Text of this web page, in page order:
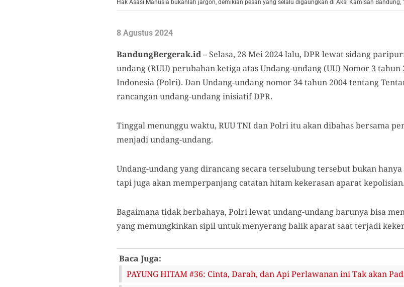
Hak Asasi Manusia bukanlah jargon, demikian pesan yang selalu digaungkan di Aksi Kamisan
8 Agustus 2024
BandungBergerak.id– Selasa, 28 Mei 2024 lalu, DPR lewat sidang
undang (RUU) perubahan ketiga atas Undang-undang (UU) Nomor 3
Indonesia (Polri). Dan Undang-undang nomor 34 tahun 2004 tentang
rancangan undang-undang inisiatif DPR.
Tinggal menunggu waktu, RUU TNI dan Polri itu akan dibahas bersama
menjadi undang-undang.
Undang-undang yang dirancang secara terselubung tersebut bukan
tapi juga akan memperpanjang catatan hitam kekerasan aparat kepolisian.
Bagaimana tidak berbahaya, Polri lewat undang-undang barunya bisa
yang memungkinkan sipil untuk menyerang balik aparat saat terjadi
Baca Juga:
PAYUNG HITAM #36: Cinta, Darah, dan Api Perlawanan ini Tak akan